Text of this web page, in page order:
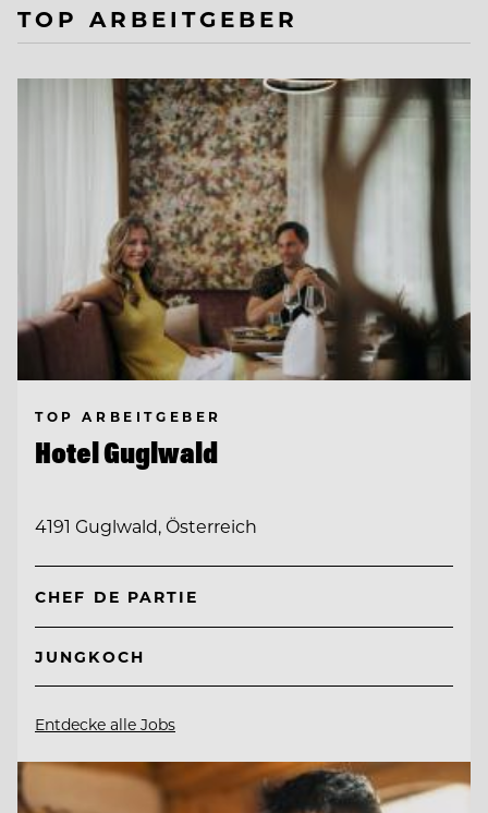
TOP ARBEITGEBER
TOP ARBEITGEBER
Hotel Guglwald
4191 Guglwald, Österreich
CHEF DE PARTIE
JUNGKOCH
Entdecke alle Jobs